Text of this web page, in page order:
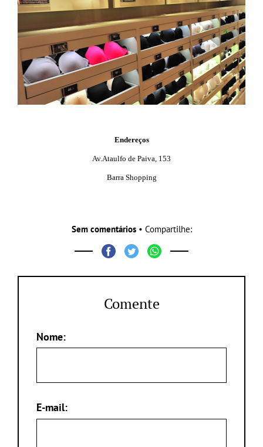
Endereços
Av.Ataulfo de Paiva, 153
Barra Shopping
Sem comentários• Compartilhe:
Comente
Nome:
E-mail: